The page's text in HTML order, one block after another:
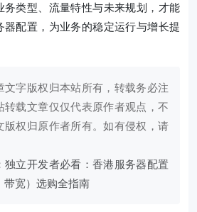
务类型、流量特性与未来规划，才能
配置，为业务的稳定运行与增长提
文字版权归本站所有，转载务必注
转载文章仅仅代表原作者观点，不
版权归原作者所有。如有侵权，请
独立开发者必看：香港服务器配置
带宽）选购全指南